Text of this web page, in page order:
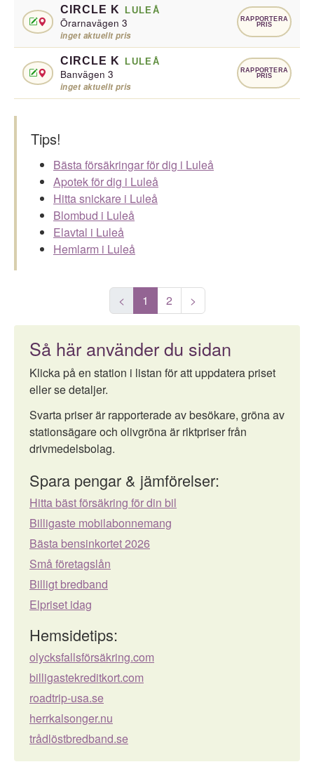
CIRCLE K LULEÅ
Örarnavägen 3
inget aktuellt pris
RAPPORTERA
PRIS
CIRCLE K LULEÅ
Banvägen 3
inget aktuellt pris
RAPPORTERA
PRIS
Tips!
Bästa försäkringar för dig i Luleå
Apotek för dig i Luleå
Hitta snickare i Luleå
Blombud i Luleå
Elavtal i Luleå
Hemlarm i Luleå
< 1 2 >
Så här använder du sidan
Klicka på en station i listan för att uppdatera priset
eller se detaljer.
Svarta priser är rapporterade av besökare, gröna av
stationsägare och olivgröna är riktpriser från
drivmedelsbolag.
Spara pengar & jämförelser:
Hitta bäst försäkring för din bil
Billigaste mobilabonnemang
Bästa bensinkortet 2026
Små företagslån
Billigt bredband
Elpriset idag
Hemsidetips:
olycksfallsförsäkring.com
billigastekreditkort.com
roadtrip-usa.se
herrkalsonger.nu
trådlöstbredband.se